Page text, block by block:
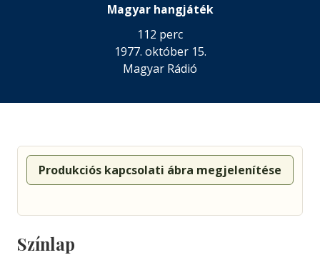
Magyar hangjáték
112 perc
1977. október 15.
Magyar Rádió
Produkciós kapcsolati ábra megjelenítése
Színlap